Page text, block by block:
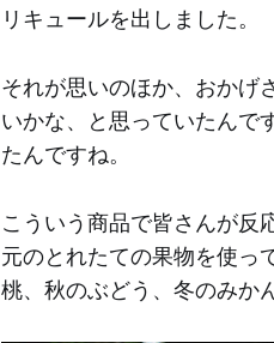
リキュールを出しました。
それが思いのほか、おかげ
いかな、と思っていたんで
たんですね。
こういう商品で皆さんが反
元のとれたての果物を使っ
桃、秋のぶどう、冬のみか